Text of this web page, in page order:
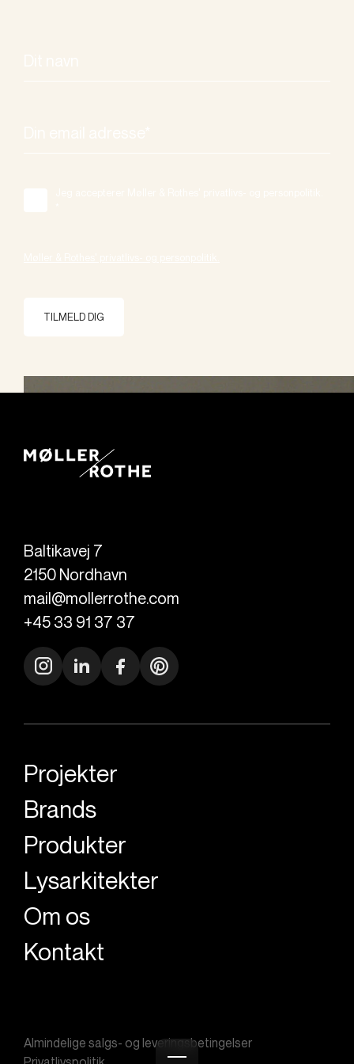
TILMELD DIG
Baltikavej 7
2150 Nordhavn
mail@mollerrothe.com
+45 33 91 37 37
Projekter
Brands
Produkter
Lysarkitekter
Om os
Kontakt
Almindelige salgs- og leveringsbetingelser